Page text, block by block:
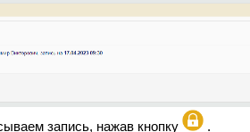
запись, нажав кнопку .